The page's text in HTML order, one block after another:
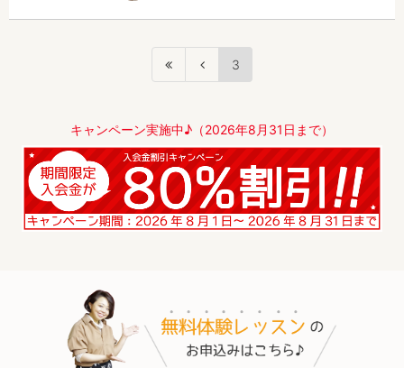
3
キャンペーン実施中♪（2026年8月31日まで）